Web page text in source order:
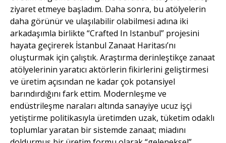
ziyaret etmeye başladım. Daha sonra, bu atölyelerin
daha görünür ve ulaşılabilir olabilmesi adına iki
arkadaşımla birlikte “Crafted In Istanbul” projesini
hayata geçirerek İstanbul Zanaat Haritası’nı
oluşturmak için çalıştık. Araştırma derinleştikçe zanaat
atölyelerinin yaratıcı aktörlerin fikirlerini geliştirmesi
ve üretim açısından ne kadar çok potansiyel
barındırdığını fark ettim. Modernleşme ve
endüstrileşme naraları altında sanayiye ucuz işçi
yetiştirme politikasıyla üretimden uzak, tüketim odaklı
toplumlar yaratan bir sistemde zanaat; miadını